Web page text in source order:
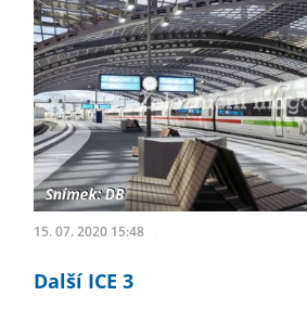
15. 07. 2020 15:48
Další ICE 3